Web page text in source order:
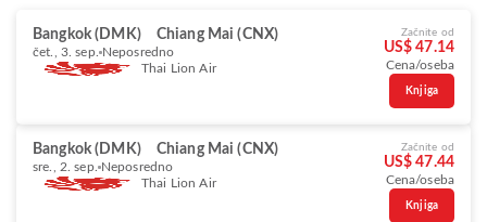
Bangkok (DMK) Chiang Mai (CNX)
čet., 3. sep. Neposredno
Thai Lion Air
Začnite od
US$ 47.14
Cena/oseba
Knjiga
Bangkok (DMK) Chiang Mai (CNX)
sre., 2. sep. Neposredno
Thai Lion Air
Začnite od
US$ 47.44
Cena/oseba
Knjiga